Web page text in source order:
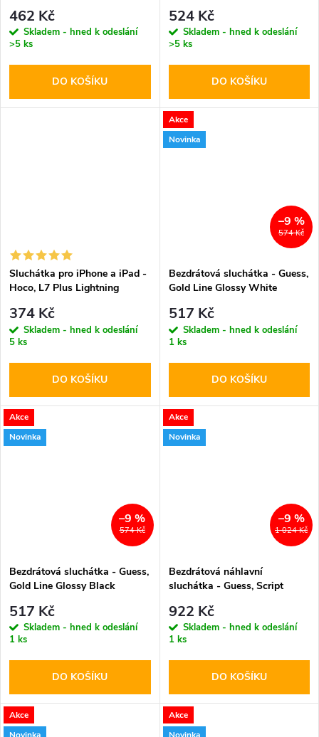
462 Kč
Skladem - hned k odeslání
>5 ks
DO KOŠÍKU
524 Kč
Skladem - hned k odeslání
>5 ks
DO KOŠÍKU
Sluchátka pro iPhone a iPad -
Hoco, L7 Plus Lightning
374 Kč
Skladem - hned k odeslání
5 ks
DO KOŠÍKU
Akce
Novinka
574 Kč
–9 %
Bezdrátová sluchátka - Guess,
Gold Line Glossy White
517 Kč
Skladem - hned k odeslání
1 ks
DO KOŠÍKU
Akce
Novinka
574 Kč
–9 %
Bezdrátová sluchátka - Guess,
Gold Line Glossy Black
517 Kč
Skladem - hned k odeslání
1 ks
DO KOŠÍKU
Akce
Novinka
1 024 Kč
–9 %
Bezdrátová náhlavní
sluchátka - Guess, Script
922 Kč
Skladem - hned k odeslání
1 ks
DO KOŠÍKU
Akce
Akce